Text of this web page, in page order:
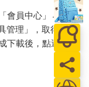
會員中心」→「我
管理」，取得通行
下載後，點選任一